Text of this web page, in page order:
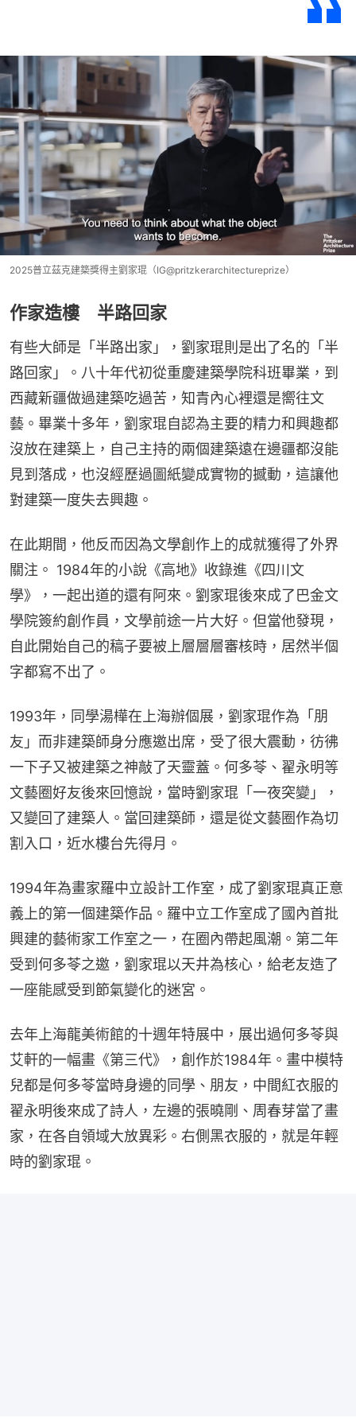
2025普立茲克建築獎得主劉家琨（IG@pritzkerarchitectureprize）
作家造樓 半路回家
有些大師是「半路出家」，劉家琨則是出了名的「半
路回家」。八十年代初從重慶建築學院科班畢業，到
西藏新疆做過建築吃過苦，知青內心裡還是嚮往文
藝。畢業十多年，劉家琨自認為主要的精力和興趣都
沒放在建築上，自己主持的兩個建築遠在邊疆都沒能
見到落成，也沒經歷過圖紙變成實物的撼動，這讓他
對建築一度失去興趣。
在此期間，他反而因為文學創作上的成就獲得了外界
關注。 1984年的小說《高地》收錄進《四川文
學》，一起出道的還有阿來。劉家琨後來成了巴金文
學院簽約創作員，文學前途一片大好。但當他發現，
自此開始自己的稿子要被上層層層審核時，居然半個
字都寫不出了。
1993年，同學湯樺在上海辦個展，劉家琨作為「朋
友」而非建築師身分應邀出席，受了很大震動，彷彿
一下子又被建築之神敲了天靈蓋。何多苓、翟永明等
文藝圈好友後來回憶說，當時劉家琨「一夜突變」，
又變回了建築人。當回建築師，還是從文藝圈作為切
割入口，近水樓台先得月。
1994年為畫家羅中立設計工作室，成了劉家琨真正意
義上的第一個建築作品。羅中立工作室成了國內首批
興建的藝術家工作室之一，在圈內帶起風潮。第二年
受到何多苓之邀，劉家琨以天井為核心，給老友造了
一座能感受到節氣變化的迷宮。
去年上海龍美術館的十週年特展中，展出過何多苓與
艾軒的一幅畫《第三代》，創作於1984年。畫中模特
兒都是何多苓當時身邊的同學、朋友，中間紅衣服的
翟永明後來成了詩人，左邊的張曉剛、周春芽當了畫
家，在各自領域大放異彩。右側黑衣服的，就是年輕
時的劉家琨。